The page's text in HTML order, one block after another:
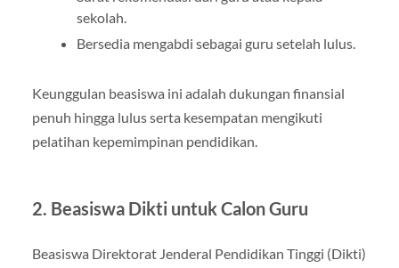
sekolah.
Bersedia mengabdi sebagai guru setelah lulus.
Keunggulan beasiswa ini adalah dukungan finansial
penuh hingga lulus serta kesempatan mengikuti
pelatihan kepemimpinan pendidikan.
2. Beasiswa Dikti untuk Calon Guru
Beasiswa Direktorat Jenderal Pendidikan Tinggi (Dikti)